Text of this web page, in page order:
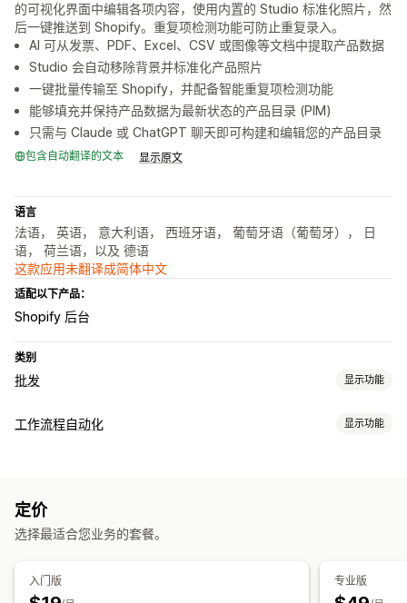
的可视化界面中编辑各项内容，使用内置的 Studio 标准化照片，然
后一键推送到 Shopify。重复项检测功能可防止重复录入。
AI 可从发票、PDF、Excel、CSV 或图像等文档中提取产品数据
Studio 会自动移除背景并标准化产品照片
一键批量传输至 Shopify，并配备智能重复项检测功能
能够填充并保持产品数据为最新状态的产品目录 (PIM)
只需与 Claude 或 ChatGPT 聊天即可构建和编辑您的产品目录
包含自动翻译的文本 显示原文
语言
法语， 英语， 意大利语， 西班牙语， 葡萄牙语（葡萄牙）， 日
语， 荷兰语，以及 德语
这款应用未翻译成简体中文
适配以下产品：
Shopify 后台
类别
批发 显示功能
订单管理
工作流程自动化 显示功能
自定义
定价
选择最适合您业务的套餐。
入门版 专业版